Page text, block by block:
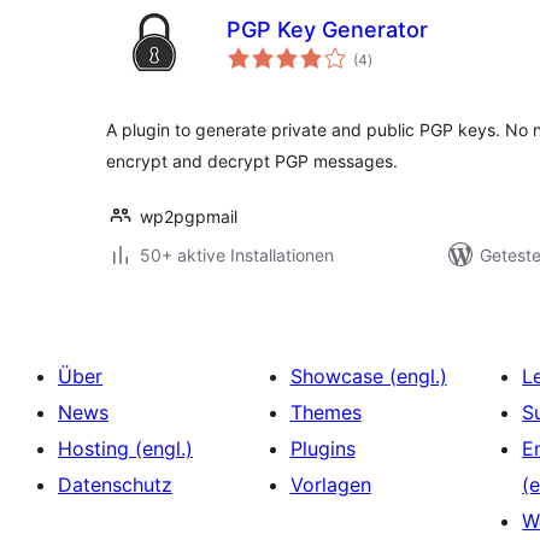
PGP Key Generator
(4Bewertungen
insgesamt
)
A plugin to generate private and public PGP keys. No
encrypt and decrypt PGP messages.
wp2pgpmail
50+ aktive Installationen
Über
News
Hosting (engl.)
Datenschutz
Showcase (engl.)
Themes
Plugins
Vorlagen